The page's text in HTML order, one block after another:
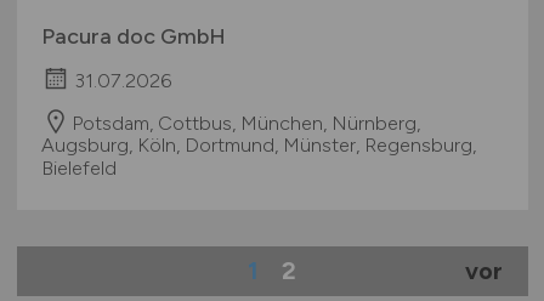
Pacura doc GmbH
31.07.2026
Potsdam, Cottbus, München, Nürnberg,
Augsburg, Köln, Dortmund, Münster, Regensburg,
Bielefeld
1 2 vor